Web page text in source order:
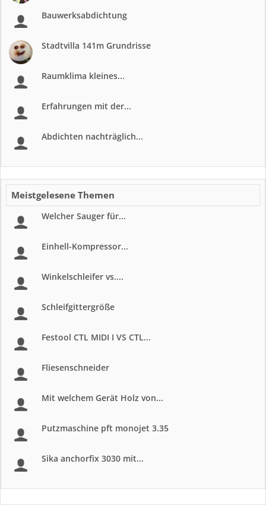
Bauwerksabdichtung
Stadtvilla 141m Grundrisse
Raumklima kleines...
Erfahrungen mit der...
Abdichten nachträglich...
Meistgelesene Themen
Welcher Sauger für...
Einhell-Kompressor...
Winkelschleifer vs....
Schleifgittergröße
Festool CTL MIDI I VS CTL...
Fliesenschneider
Mit welchem Gerät Holz von...
Putzmaschine pft monojet 3.35
Sika anchorfix 3030 mit...